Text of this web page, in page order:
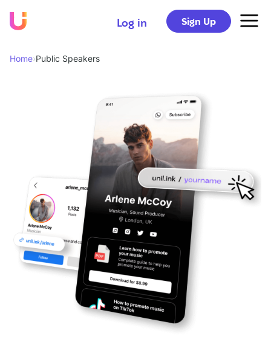
Log in Sign Up
Home›Public Speakers